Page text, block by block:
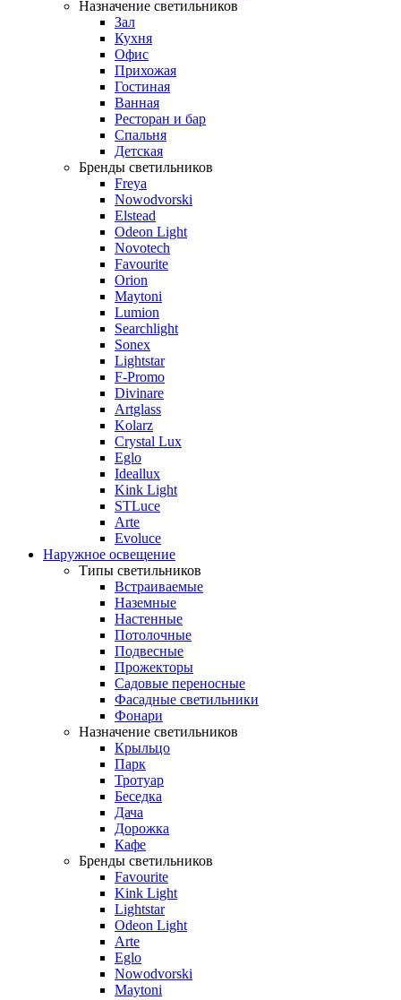
Назначение светильников
Зал
Кухня
Офис
Прихожая
Гостиная
Ванная
Ресторан и бар
Спальня
Детская
Бренды светильников
Freya
Nowodvorski
Elstead
Odeon Light
Novotech
Favourite
Orion
Maytoni
Lumion
Searchlight
Sonex
Lightstar
F-Promo
Divinare
Artglass
Kolarz
Crystal Lux
Eglo
Ideallux
Kink Light
STLuce
Arte
Evoluce
Наружное освещение
Типы светильников
Встраиваемые
Наземные
Настенные
Потолочные
Подвесные
Прожекторы
Садовые переносные
Фасадные светильники
Фонари
Назначение светильников
Крыльцо
Парк
Тротуар
Беседка
Дача
Дорожка
Кафе
Бренды светильников
Favourite
Kink Light
Lightstar
Odeon Light
Arte
Eglo
Nowodvorski
Maytoni